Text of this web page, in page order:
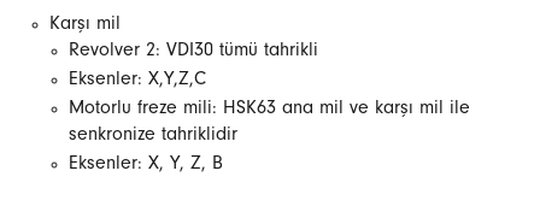
Karşı mil
Revolver 2: VDI30 tümü tahrikli
Eksenler: X,Y,Z,C
Motorlu freze mili: HSK63 ana mil ve karşı mil ile
senkronize tahriklidir
Eksenler: X, Y, Z, B